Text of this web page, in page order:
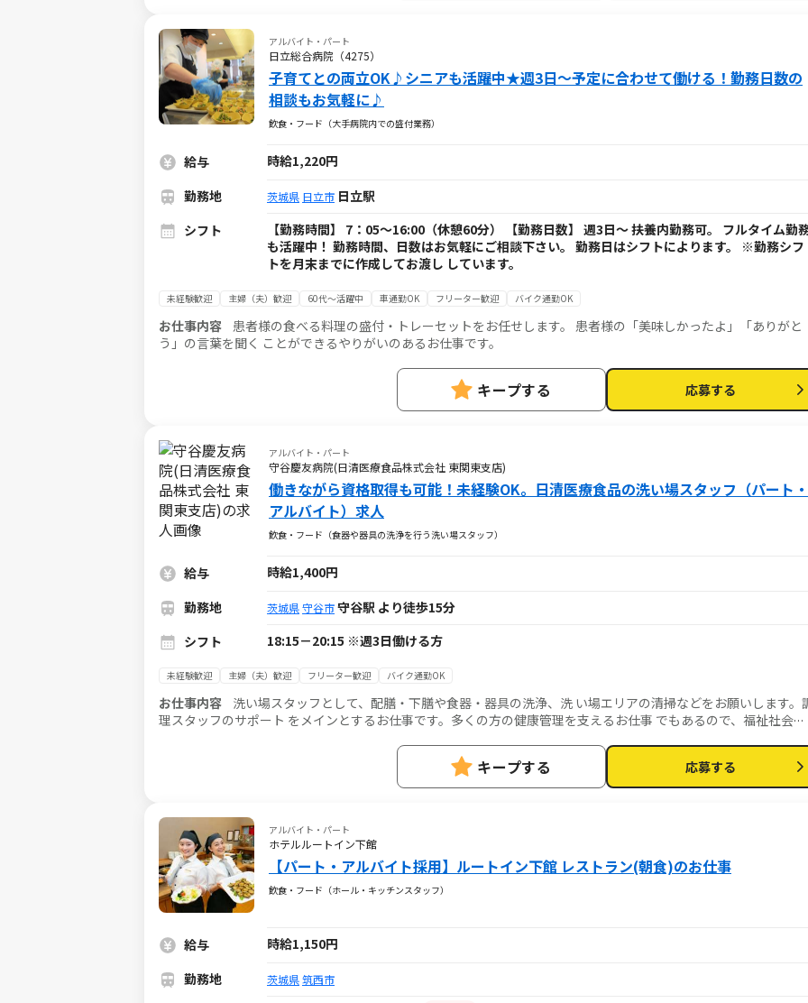
アルバイト・パート
日立総合病院（4275）
子育てとの両立OK♪シニアも活躍中★週3日～予定に合わせて働ける！勤務日数の
相談もお気軽に♪
飲食・フード（大手病院内での盛付業務）
給与
時給1,220円
勤務地
茨城県 日立市 日立駅
シフト
【勤務時間】 7：05～16:00（休憩60分） 【勤務日数】 週3日～ 扶養内勤務可。 フルタイム勤
も活躍中！ 勤務時間、日数はお気軽にご相談下さい。 勤務日はシフトによります。 ※勤務シフ
トを月末までに作成してお渡し しています。
未経験歓迎 主婦（夫）歓迎 60代～活躍中 車通勤OK フリーター歓迎 バイク通勤OK
お仕事内容 患者様の食べる料理の盛付・トレーセットをお任せします。 患者様の「美味しかったよ」「ありがと
う」の言葉を聞く ことができるやりがいのあるお仕事です。
キープする 応募する
アルバイト・パート
守谷慶友病院(日清医療食品株式会社 東関東支店)
働きながら資格取得も可能！未経験OK。日清医療食品の洗い場スタッフ（パート・
アルバイト）求人
飲食・フード（食器や器具の洗浄を行う洗い場スタッフ）
給与
時給1,400円
勤務地
茨城県守谷市守谷駅 より徒歩15分
シフト
18:15－20:15 ※週3日働ける方
未経験歓迎 主婦（夫）歓迎 フリーター歓迎 バイク通勤OK
お仕事内容 洗い場スタッフとして、配膳・下膳や食器・器具の洗浄、洗 い場エリアの清掃などをお願いします。
理スタッフのサポート をメインとするお仕事です。多くの方の健康管理を支えるお仕事 でもあるので、福祉社会へ
キープする 応募する
アルバイト・パート
ホテルルートイン下館
【パート・アルバイト採用】ルートイン下館 レストラン(朝食)のお仕事
飲食・フード（ホール・キッチンスタッフ）
給与
時給1,150円
勤務地
茨城県筑西市